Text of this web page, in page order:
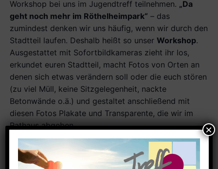
Workshop bei uns im Jugendtreff teilnehmen. „Da
geht noch mehr im Röthelheimpark“ – das
zumindest denken wir uns häufig, wenn wir durch den
Stadtteil laufen. Deshalb heißt so unser Workshop.
Ausgestattet mit Sofortbildkameras zieht ihr los,
erkundet euren Stadtteil, macht Fotos von Orten an
denen sich etwas verändern soll oder die euch stören
(zu viel Müll, keine Sitzgelegenheit, nackte
Betonwände o.ä.) und gestaltet anschließend mit
diesen Fotos Plakate und Transparente, die wir im
Rathaus abgeben.
Lasst sie eure Stimme hören! Lasst uns gemeinsam
etwas an Erlangen verändern!